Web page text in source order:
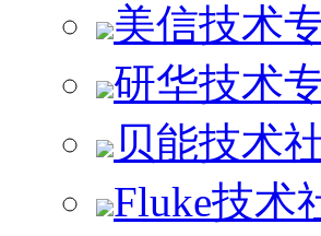
美信技术
研华技术
贝能技术
Fluke技术